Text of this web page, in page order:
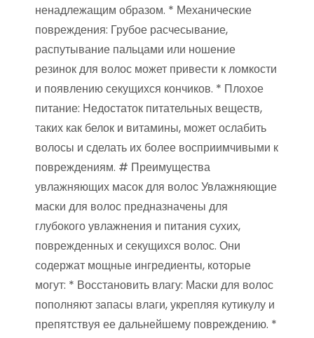
ненадлежащим образом. * Механические
повреждения: Грубое расчесывание,
распутывание пальцами или ношение
резинок для волос может привести к ломкости
и появлению секущихся кончиков. * Плохое
питание: Недостаток питательных веществ,
таких как белок и витамины, может ослабить
волосы и сделать их более восприимчивыми к
повреждениям. # Преимущества
увлажняющих масок для волос Увлажняющие
маски для волос предназначены для
глубокого увлажнения и питания сухих,
поврежденных и секущихся волос. Они
содержат мощные ингредиенты, которые
могут: * Восстановить влагу: Маски для волос
пополняют запасы влаги, укрепляя кутикулу и
препятствуя ее дальнейшему повреждению. *